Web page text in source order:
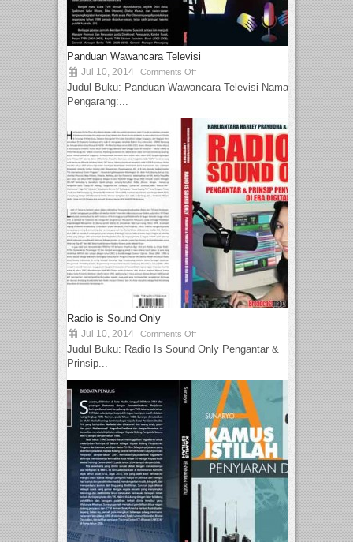
Panduan Wawancara Televisi
Jul 10, 2014 Comments Off
Judul Buku: Panduan Wawancara Televisi Nama
Pengarang:...
Radio is Sound Only
Jul 10, 2014 Comments Off
Judul Buku: Radio Is Sound Only Pengantar &
Prinsip...